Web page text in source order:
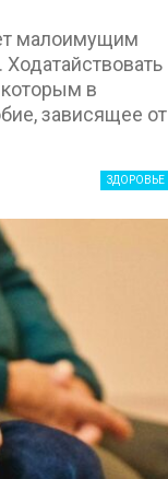
малоимущим
которым в
зависящее от
ЗДОРОВЬЕ